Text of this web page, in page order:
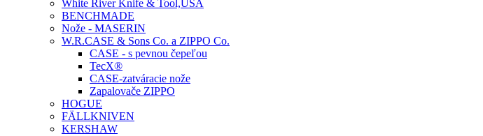
White River Knife & Tool,USA
BENCHMADE
Nože - MASERIN
W.R.CASE & Sons Co. a ZIPPO Co.
CASE - s pevnou čepeľou
TecX®
CASE-zatváracie nože
Zapalovače ZIPPO
HOGUE
FÄLLKNIVEN
KERSHAW